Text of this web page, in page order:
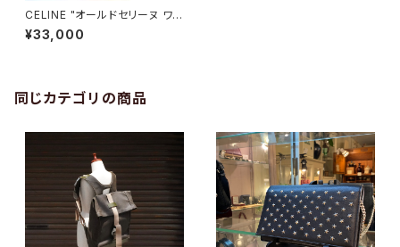
CELINE "オールドセリーヌ ワン
ショルダーフラップバッグ"
¥33,000
同じカテゴリの商品